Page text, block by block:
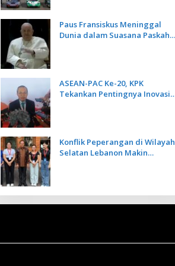
Paus Fransiskus Meninggal
Dunia dalam Suasana Paskah
ASEAN-PAC Ke-20, KPK
Tekankan Pentingnya Inovasi
Konflik Peperangan di Wilayah
Selatan Lebanon Makin